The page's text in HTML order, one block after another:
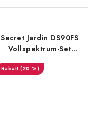
Secret Jardin DS90FS
Vollspektrum-Set
200W
(20 %)